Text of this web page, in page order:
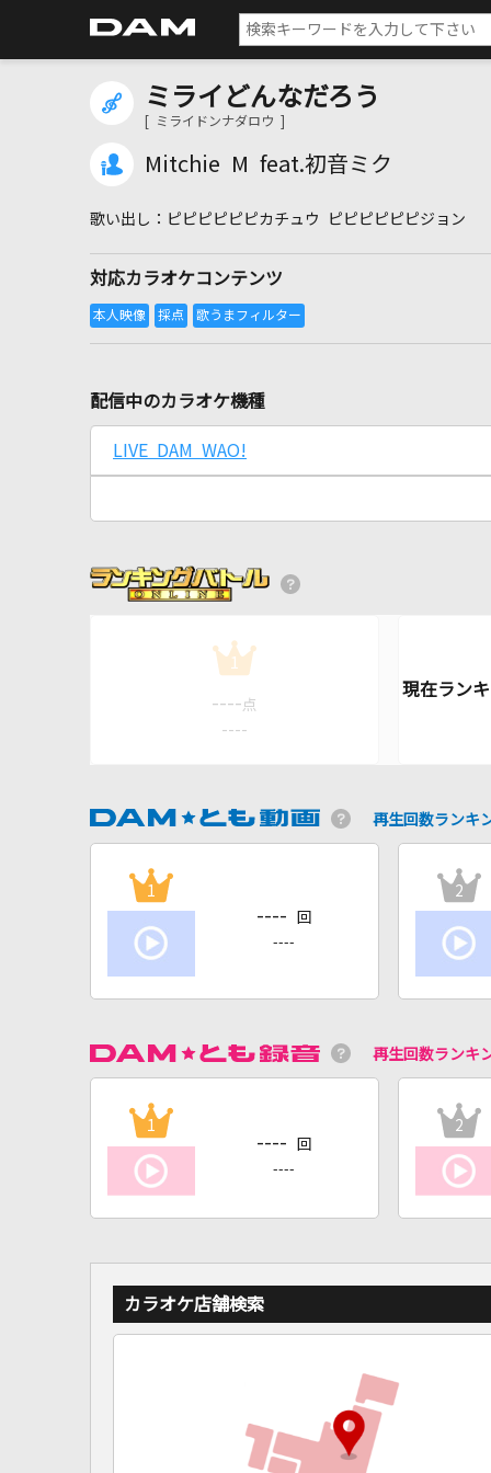
ミライどんなだろう
[ ミライドンナダロウ ]
Mitchie M feat.初音ミク
ピピピピピピカチュウ ピピピピピピジョン
対応カラオケコンテンツ
配信中のカラオケ機種
LIVE DAM WAO!
1
---- 点
----
再生回数ランキ
1
---- 回
----
2
再生回数ランキ
1
---- 回
----
2
カラオケ店舗検索